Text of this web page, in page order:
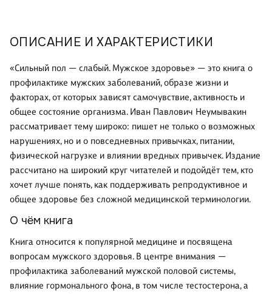
ОПИСАНИЕ И ХАРАКТЕРИСТИКИ
«Сильный пол — слабый. Мужское здоровье» — это книга о
профилактике мужских заболеваний, образе жизни и
факторах, от которых зависят самочувствие, активность и
общее состояние организма. Иван Павлович Неумывакин
рассматривает тему широко: пишет не только о возможных
нарушениях, но и о повседневных привычках, питании,
физической нагрузке и влиянии вредных привычек. Издание
рассчитано на широкий круг читателей и подойдёт тем, кто
хочет лучше понять, как поддерживать репродуктивное и
общее здоровье без сложной медицинской терминологии.
О чём книга
Книга относится к популярной медицине и посвящена
вопросам мужского здоровья. В центре внимания —
профилактика заболеваний мужской половой системы,
влияние гормонального фона, в том числе тестостерона, а